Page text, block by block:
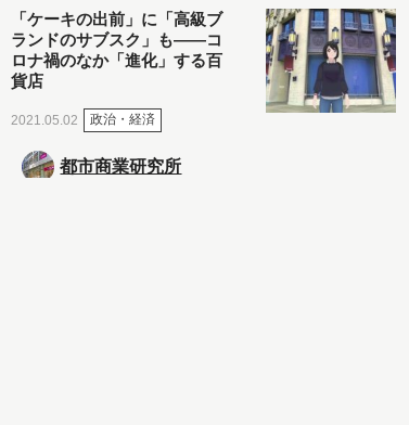
「ケーキの出前」に「高級ブ
ランドのサブスク」も――コ
ロナ禍のなか「進化」する百
貨店
2021.05.02 政治・経済
都市商業研究所